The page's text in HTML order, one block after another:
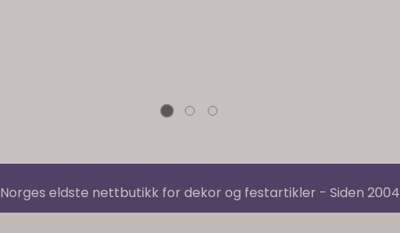
Norges eldste nettbutikk for dekor og festartikler - Siden 2004